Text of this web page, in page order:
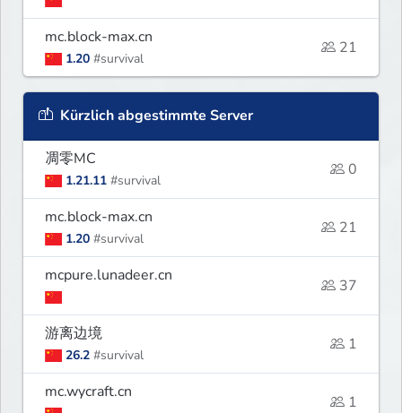
mc.block-max.cn
1.20 #survival
21
Kürzlich abgestimmte Server
凋零MC
1.21.11 #survival
0
mc.block-max.cn
1.20 #survival
21
mcpure.lunadeer.cn
37
游离边境
26.2 #survival
1
mc.wycraft.cn
1